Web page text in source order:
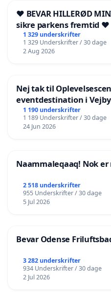
❤️ BEVAR HILLERØD
sikre parkens fremtid ❤️
1 329 underskrifter
1 329 Underskrifter / 30 dage
2 Aug 2026
Nej tak til
eventdestination i
lokalområde i balance
1 190 underskrifter
1 189 Underskrifter / 30 dage
24 Jun 2026
Naammaleqaaq! Nok er
2 518 underskrifter
955 Underskrifter / 30 dage
5 Jul 2026
Bevar Odense
3 282 underskrifter
934 Underskrifter / 30 dage
2 Jul 2026